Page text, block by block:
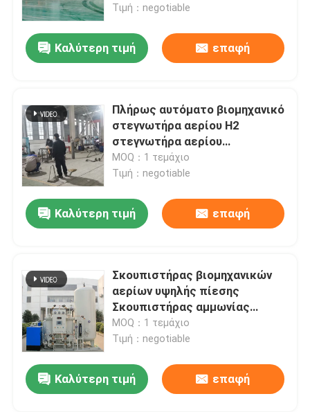
Τιμή：negotiable
Καλύτερη τιμή επαφή
Πλήρως αυτόματο βιομηχανικό
στεγνωτήρα αερίου H2
στεγνωτήρα αερίου
προσαρμοσμένο εύκολη
συντήρηση
MOQ：1 τεμάχιο
Τιμή：negotiable
Καλύτερη τιμή επαφή
Σκουπιστήρας βιομηχανικών
αερίων υψηλής πίεσης
Σκουπιστήρας αμμωνίας
1Nm3/Hr~50Nm3/Hr
MOQ：1 τεμάχιο
Τιμή：negotiable
Καλύτερη τιμή επαφή